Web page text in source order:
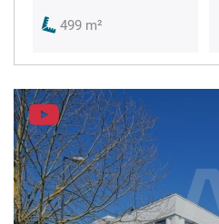
499 m²